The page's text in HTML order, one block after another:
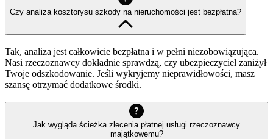
Czy analiza kosztorysu szkody na nieruchomości jest bezpłatna?
Tak, analiza jest całkowicie bezpłatna i w pełni niezobowiązująca.
Nasi rzeczoznawcy dokładnie sprawdzą, czy ubezpieczyciel zaniżył
Twoje odszkodowanie. Jeśli wykryjemy nieprawidłowości, masz
szansę otrzymać dodatkowe środki.
Jak wygląda ścieżka zlecenia płatnej usługi rzeczoznawcy
majątkowemu?